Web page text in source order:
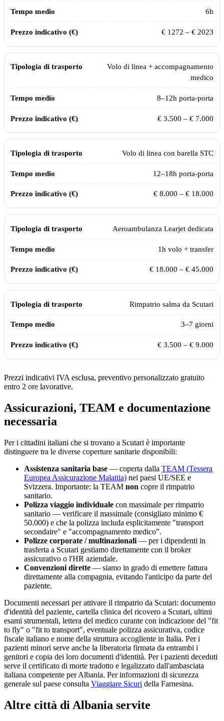
6h
€ 1272 – € 2023
Volo di linea + accompagnamento
medico
8–12h porta-porta
€ 3.500 – € 7.000
Volo di linea con barella STC
12–18h porta-porta
€ 8.000 – € 18.000
Aeroambulanza Learjet dedicata
1h volo + transfer
€ 18.000 – € 45.000
Rimpatrio salma da Scutari
3–7 giorni
€ 3.500 – € 9.000
Prezzi indicativi IVA esclusa, preventivo personalizzato gratuito
entro 2 ore lavorative.
Assicurazioni, TEAM e documentazione
necessaria
Per i cittadini italiani che si trovano a Scutari è importante
distinguere tra le diverse coperture sanitarie disponibili:
Assistenza sanitaria base — coperta dalla TEAM (Tessera
Europea Assicurazione Malattia) nei paesi UE/SEE e
Svizzera. Importante: la TEAM non copre il rimpatrio
sanitario.
Polizza viaggio individuale con massimale per rimpatrio
sanitario — verificare il massimale (consigliato minimo €
50.000) e che la polizza includa esplicitamente "transport
secondaire" e "accompagnamento medico".
Polizze corporate / multinazionali — per i dipendenti in
trasferta a Scutari gestiamo direttamente con il broker
assicurativo o l'HR aziendale.
Convenzioni dirette — siamo in grado di emettere fattura
direttamente alla compagnia, evitando l'anticipo da parte del
paziente.
Documenti necessari per attivare il rimpatrio da Scutari: documento
d'identità del paziente, cartella clinica del ricovero a Scutari, ultimi
esami strumentali, lettera del medico curante con indicazione del "fit
to fly" o "fit to transport", eventuale polizza assicurativa, codice
fiscale italiano e nome della struttura accogliente in Italia. Per i
pazienti minori serve anche la liberatoria firmata da entrambi i
genitori e copia dei loro documenti d'identità. Per i pazienti deceduti
serve il certificato di morte tradotto e legalizzato dall'ambasciata
italiana competente perAlbania. Per informazioni di sicurezza
generale sul paese consulta Viaggiare Sicuri della Farnesina.
Altre città di Albania servite